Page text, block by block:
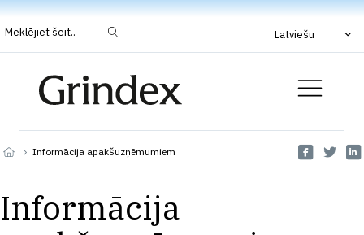
Meklējiet šeit.. Latviešu
Informācija apakšuzņēmumiem
Informācija